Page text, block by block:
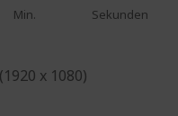
Min. Sekunden
x 1080)